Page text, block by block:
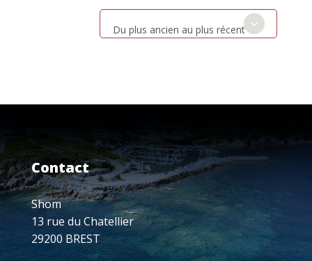
Du plus ancien au plus récent
Contact
Shom
13 rue du Chatellier
29200 BREST